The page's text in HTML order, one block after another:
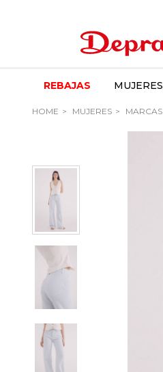
REBAJAS MUJERES
HOME MUJERES MARCAS